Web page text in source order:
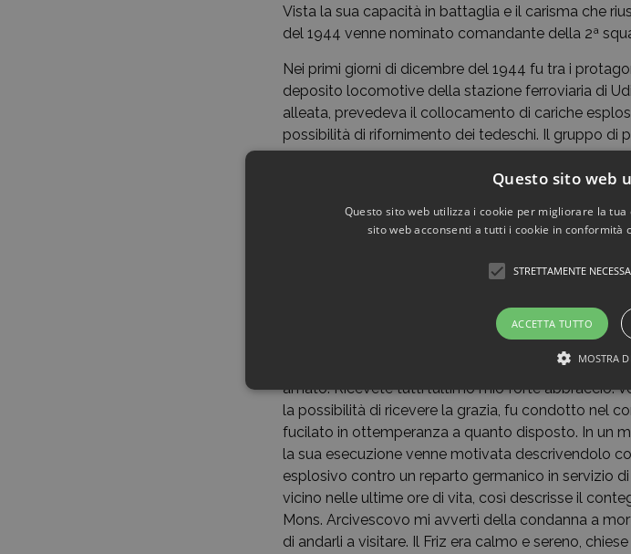
Vista la sua capacità in battaglia e il carisma che
del 1944 venne nominato comandante della 2ª
Nei primi giorni di dicembre del 1944 fu tra i
deposito locomotive della stazione ferroviaria di
alleata, prevedeva il collocamento di cariche
possibilità di rifornimento dei tedeschi. Il gruppo di
dalla guarnigione posta di guardia alla stazione e
questa situazione, al fine di permettere la fuga dei
Posto in stato di arresto, venne trasportato alla
responsabilità nel movimento partigiano, il 10
dell’esecuzione della sentenza ebbe modo di
genitori e fratelli, quando riceverete questa, io
Perdonate tutti i dispiaceri che vi ho recato ma
amato. Ricevete tutti l’ultimo mio forte abbraccio.
la possibilità di ricevere la grazia, fu condotto nel
fucilato in ottemperanza a quanto disposto. In un
la sua esecuzione venne motivata descrivendolo
esplosivo contro un reparto germanico in servizio
vicino nelle ultime ore di vita, così descrisse il
Mons. Arcivescovo mi avvertì della condanna a
di andarli a visitare. Il Friz era calmo e sereno,
Questo sito web
Questo sito web utilizza i cookie per migliorare la
sito web acconsenti a tutti i cookie in conformità
STRETTAMENTE
ACCETTA TUTTO
MOSTRA